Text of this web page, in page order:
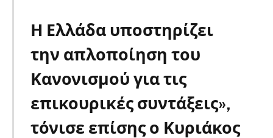
Η Ελλάδα υποστηρίζει
την απλοποίηση του
Κανονισμού για τις
επικουρικές συντάξεις»,
τόνισε επίσης ο Κυριάκος